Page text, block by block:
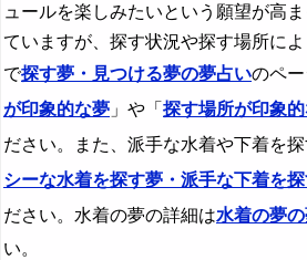
ュールを楽しみたいという願望が高
ていますが、探す状況や探す場所に
で探す夢・見つける夢の夢占いのペー
が印象的な夢 」や「 探す場所が印象
ださい。また、派手な水着や下着を探
シーな水着を探す夢・派手な下着を
ださい。水着の夢の詳細は水着の夢
い。